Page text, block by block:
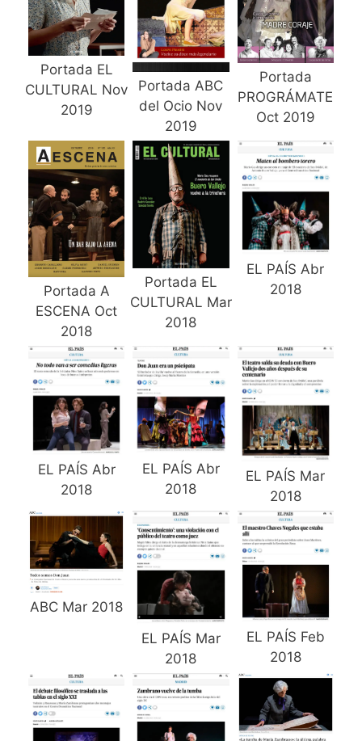
Portada EL
CULTURAL Nov
2019
Portada ABC
del Ocio Nov
2019
Portada
PROGRÁMATE
Oct 2019
Portada A
ESCENA Oct
2018
Portada EL
CULTURAL Mar
2018
EL PAÍS Abr
2018
EL PAÍS Abr
2018
EL PAÍS Abr
2018
EL PAÍS Mar
2018
ABC Mar 2018
EL PAÍS Mar
2018
EL PAÍS Feb
2018